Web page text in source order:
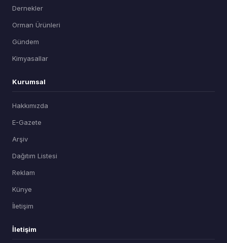
Dernekler
Orman Ürünleri
Gündem
Kimyasallar
Kurumsal
Hakkımızda
E-Gazete
Arşiv
Dağıtım Listesi
Reklam
Künye
İletişim
İletişim